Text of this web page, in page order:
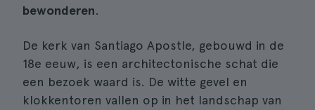
bewonderen.
De kerk van Santiago Apostle, gebouwd in de
18e eeuw, is een architectonische schat die
een bezoek waard is. De witte gevel en
klokkentoren vallen op in het landschap van